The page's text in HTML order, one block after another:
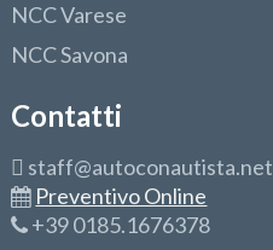
NCC Varese
NCC Savona
Contatti
staff@autoconautista.net
Preventivo Online
+39 0185.1676378